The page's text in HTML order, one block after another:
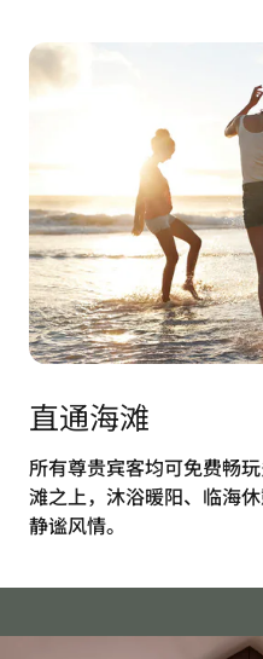
直通海滩
所有尊贵宾客均可免费畅
滩之上，沐浴暖阳、临海
静谧风情。